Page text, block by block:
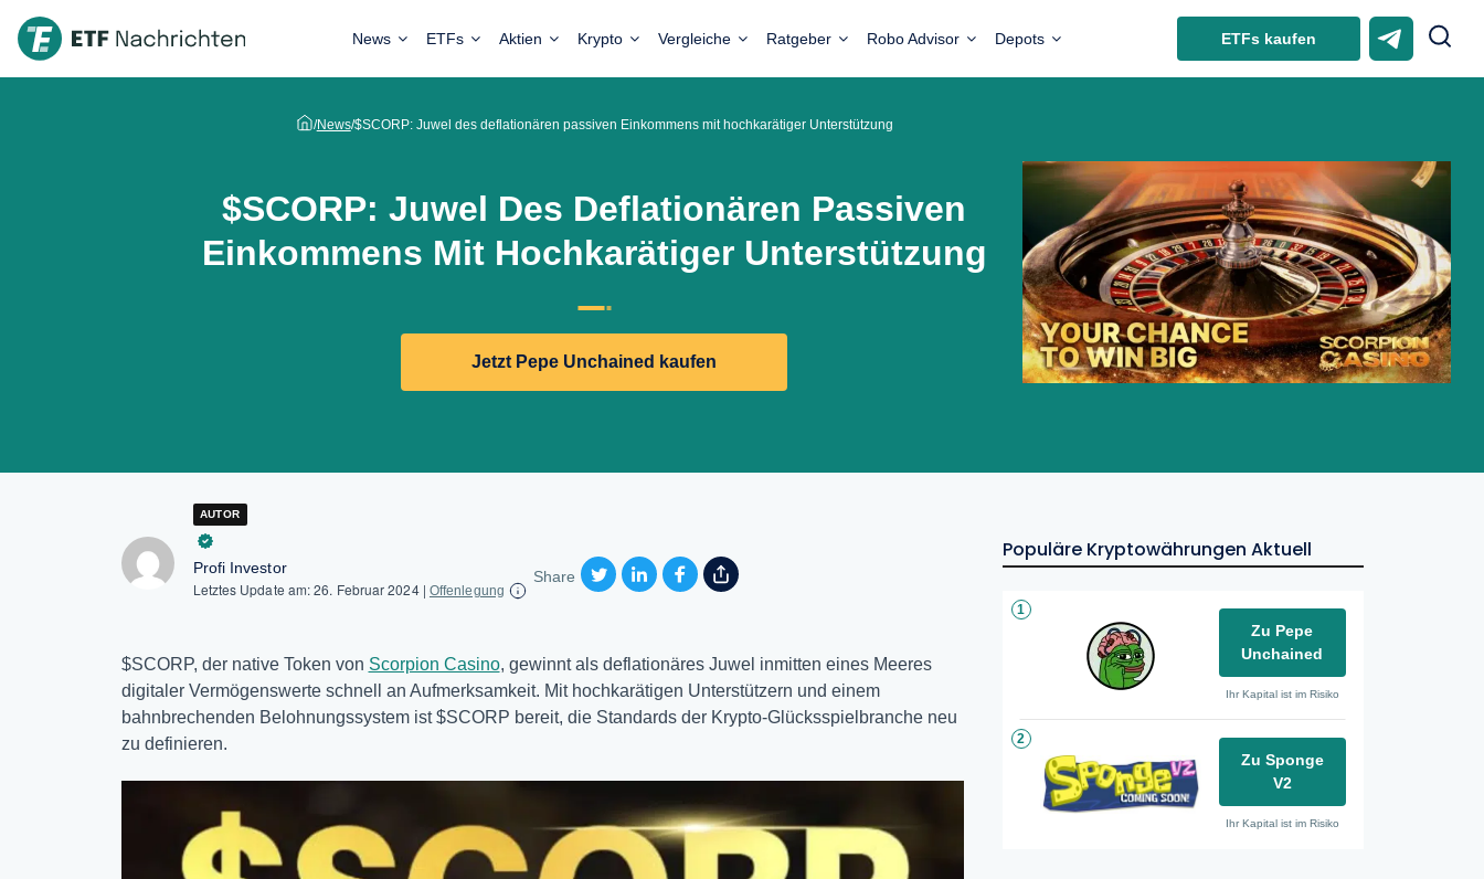
News ETFs Aktien Krypto Vergleiche Ratgeber Robo Advisor Depots ETFs kaufen
/News/$SCORP: Juwel des deflationären passiven Einkommens mit hochkarätiger Unterstützung
$SCORP: Juwel Des Deflationären Passiven
Einkommens Mit Hochkarätiger Unterstützung
Jetzt Pepe Unchained kaufen
AUTOR
Profi Investor
Letztes Update am:26. Februar 2024 | Offenlegung
Share
$SCORP, der native Token von Scorpion Casino, gewinnt als deflationäres Juwel inmitten eines Meeres
digitaler Vermögenswerte schnell an Aufmerksamkeit. Mit hochkarätigen Unterstützern und einem
bahnbrechenden Belohnungssystem ist $SCORP bereit, die Standards der Krypto-Glücksspielbranche neu
zu definieren.
Populäre Kryptowährungen Aktuell
1
Zu Pepe
Unchained
Ihr Kapital ist im Risiko
2
Zu Sponge
V2
Ihr Kapital ist im Risiko